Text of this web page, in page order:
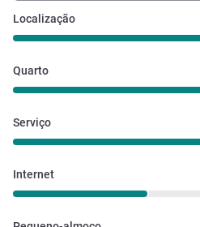
Localização
Quarto
Serviço
Internet